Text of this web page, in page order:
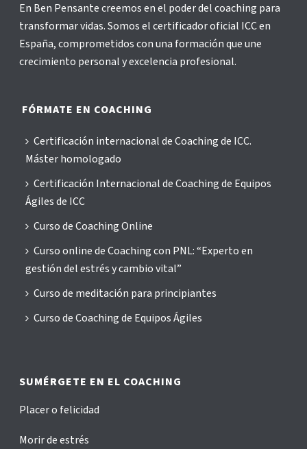
En Ben Pensante creemos en el poder del coaching para
transformar vidas. Somos el certificador oficial ICC en
España, comprometidos con una formación que une
crecimiento personal y excelencia profesional.
FÓRMATE EN COACHING
Certificación internacional de Coaching de ICC.
Máster homologado
Certificación Internacional de Coaching de Equipos
Ágiles de ICC
Curso de Coaching Online
Curso online de Coaching con PNL: “Experto en
gestión del estrés y cambio vital”
Curso de meditación para principiantes
Curso de Coaching de Equipos Ágiles
SUMÉRGETE EN EL COACHING
Placer o felicidad
Morir de estrés